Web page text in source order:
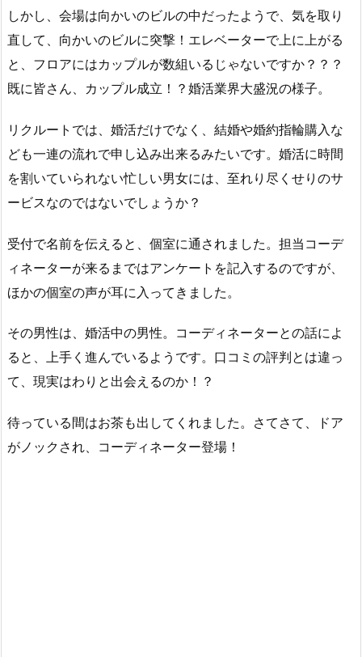
しかし、会場は向かいのビルの中だったようで、気を取り
直して、向かいのビルに突撃！エレベーターで上に上がる
と、フロアにはカップルが数組いるじゃないですか？？？
既に皆さん、カップル成立！？婚活業界大盛況の様子。
リクルートでは、婚活だけでなく、結婚や婚約指輪購入な
ども一連の流れで申し込み出来るみたいです。婚活に時間
を割いていられない忙しい男女には、至れり尽くせりのサ
ービスなのではないでしょうか？
受付で名前を伝えると、個室に通されました。担当コーデ
ィネーターが来るまではアンケートを記入するのですが、
ほかの個室の声が耳に入ってきました。
その男性は、婚活中の男性。コーディネーターとの話によ
ると、上手く進んでいるようです。口コミの評判とは違っ
て、現実はわりと出会えるのか！？
待っている間はお茶も出してくれました。さてさて、ドア
がノックされ、コーディネーター登場！